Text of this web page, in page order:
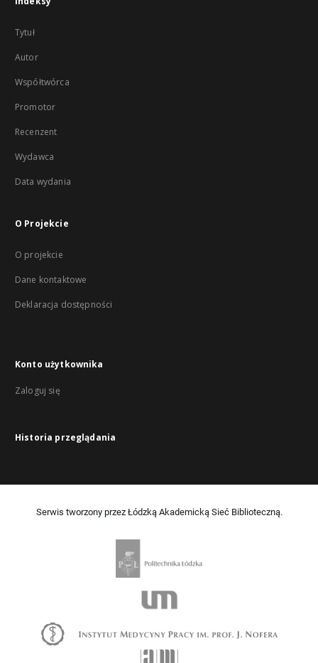
Tytuł
Autor
Współtwórca
Promotor
Recenzent
Wydawca
Data wydania
O Projekcie
O projekcie
Dane kontaktowe
Deklaracja dostępności
Konto użytkownika
Zaloguj się
Historia przeglądania
Serwis tworzony przez Łódzką Akademicką Sieć Biblioteczną.